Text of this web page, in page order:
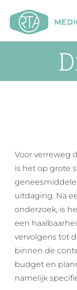
naar
inhoud
Voor verreweg
is het op grote
uitdaging. Na
onderzoek, is
een
vervolgens tot
binnen de
budget en
namelijk